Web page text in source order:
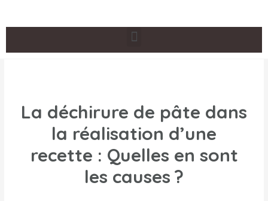
La déchirure de pâte dans
la réalisation d’une
recette : Quelles en sont
les causes ?